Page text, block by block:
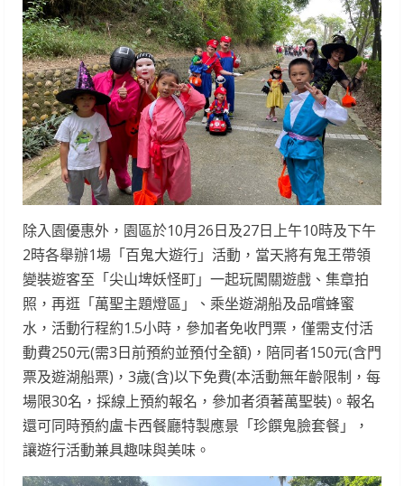
除入園優惠外，園區於10月26日及27日上午10時及下午
2時各舉辦1場「百鬼大遊行」活動，當天將有鬼王帶領
變裝遊客至「尖山埤妖怪町」一起玩闖關遊戲、集章拍
照，再逛「萬聖主題燈區」、乘坐遊湖船及品嚐蜂蜜
水，活動行程約1.5小時，參加者免收門票，僅需支付活
動費250元(需3日前預約並預付全額)，陪同者150元(含門
票及遊湖船票)，3歲(含)以下免費(本活動無年齡限制，每
場限30名，採線上預約報名，參加者須著萬聖裝)。報名
還可同時預約盧卡西餐廳特製應景「珍饌鬼臉套餐」，
讓遊行活動兼具趣味與美味。